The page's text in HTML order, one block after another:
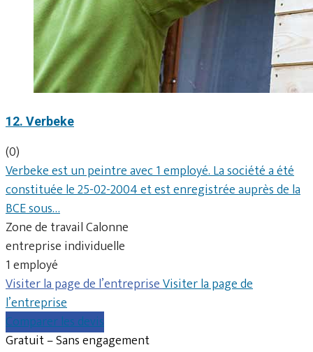
12. Verbeke
(0)
Verbeke est un peintre avec 1 employé. La société a été
constituée le 25-02-2004 et est enregistrée auprès de la
BCE sous…
Zone de travail Calonne
entreprise individuelle
1 employé
Visiter la page de l’entrepriseVisiter la page de
l’entreprise
Comparer les devis
Gratuit – Sans engagement